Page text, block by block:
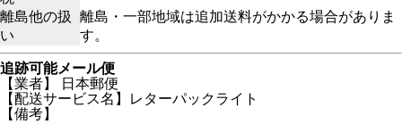
離島他の扱
い
離島・一部地域は追加送料がかかる場合がありま
す。
追跡可能メール便
【業者】 日本郵便
【配送サービス名】レターパックライト
【備考】